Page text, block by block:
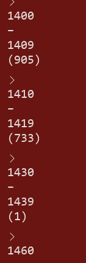
1400
–
1409
(905)
1410
–
1419
(733)
1430
–
1439
(1)
1460